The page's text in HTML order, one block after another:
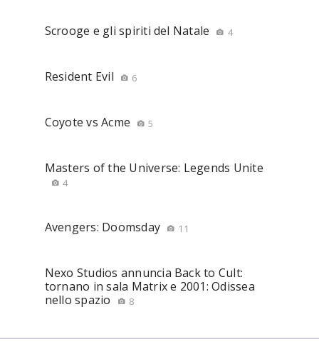
Scrooge e gli spiriti del Natale 4
Resident Evil 6
Coyote vs Acme 5
Masters of the Universe: Legends Unite
4
Avengers: Doomsday 11
Nexo Studios annuncia Back to Cult:
tornano in sala Matrix e 2001: Odissea
nello spazio
8